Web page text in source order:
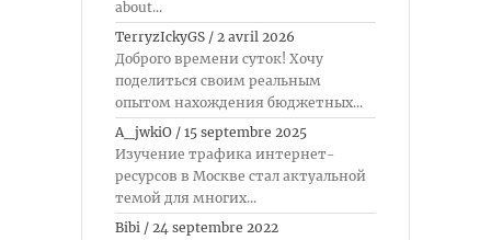
about...
TerryzIckyGS / 2 avril 2026
Доброго времени суток! Хочу
поделиться своим реальным
опытом нахождения бюджетных...
A_jwkiO / 15 septembre 2025
Изучение трафика интернет-
ресурсов в Москве стал актуальной
темой для многих...
Bibi / 24 septembre 2022